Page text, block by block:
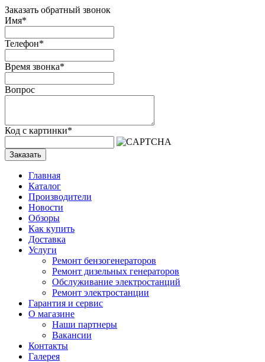
Заказать обратный звонок
Имя*
Телефон*
Время звонка*
Вопрос
Код с картинки*
Заказать
Главная
Каталог
Производители
Новости
Обзоры
Как купить
Доставка
Услуги
Ремонт бензогенераторов
Ремонт дизельных генераторов
Обслуживание электростанций
Ремонт электростанции
Гарантия и сервис
О магазине
Наши партнеры
Вакансии
Контакты
Галерея